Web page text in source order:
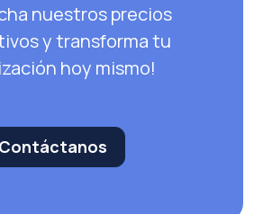
nuestros precios
y transforma tu
hoy mismo!
Contáctanos